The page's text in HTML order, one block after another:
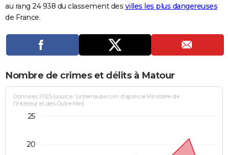
COPAINS D'AVANT
S'inscrire
Se connecter
Lycées
Collèges
Primaires
Universités
Entreprises
Service militaire
Avis de recherche
AVIS DE DÉCÈS
FORUM
Bricolage
Lifestyle
Culture
Sport
Auto
Television
Voyage
Cinema
au rang 24 938 du classement des villes les plus dangereuses
de France.
Nombre de crimes et délits à Matour
Données 2025 (source : Linternaute.com d'après le Ministère de
l'Intérieur et des Outre-Mer)
20
25